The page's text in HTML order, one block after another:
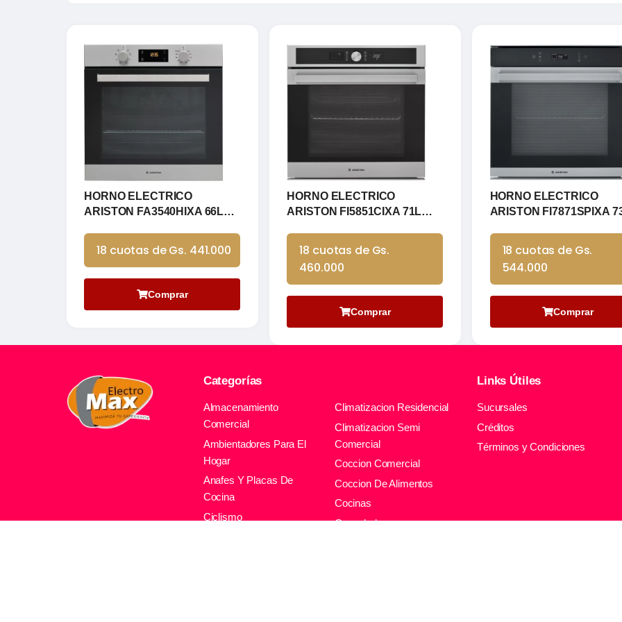
HORNO ELECTRICO
ARISTON FA3540HIXA 66L
18 cuotas de Gs. 441.000
Comprar
HORNO ELECTRICO
ARISTON FI5851CIXA 71L
18 cuotas de Gs.
460.000
Comprar
HORNO ELECTRICO
ARISTON FI7871SPIXA
18 cuotas de Gs.
544.000
Comprar
Categorías
Almacenamiento
Comercial
Ambientadores Para El
Hogar
Anafes Y Placas De
Cocina
Ciclismo
Climatizacion Residencial
Climatizacion Semi
Comercial
Coccion Comercial
Coccion De Alimentos
Cocinas
Congeladores
Links Útiles
Sucursales
Créditos
Términos y Condiciones